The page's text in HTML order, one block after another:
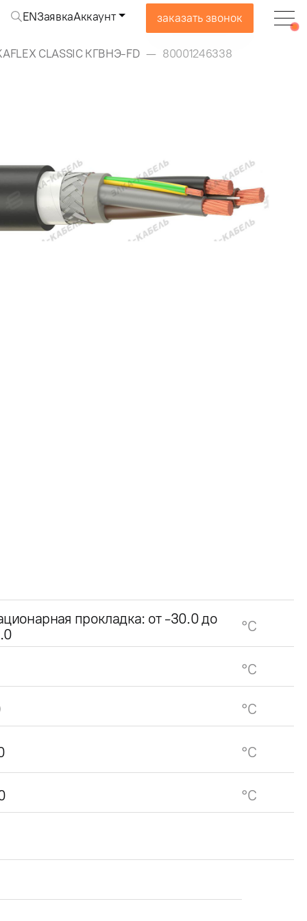
ENЗаявкаАккаунт заказать звонок
CLASSIC КГВНЭ-FD 80001246338
прокладка: от -30.0 до
°C
°C
°C
°C
°C